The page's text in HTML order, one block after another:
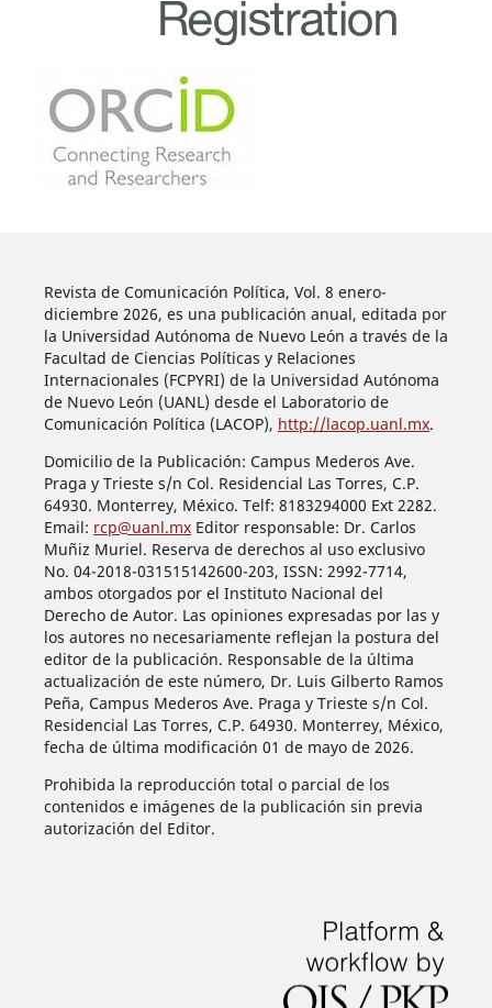
Revista de Comunicación Política, Vol. 8 enero-
diciembre 2026, es una publicación anual, editada por
la Universidad Autónoma de Nuevo León a través de la
Facultad de Ciencias Políticas y Relaciones
Internacionales (FCPYRI) de la Universidad Autónoma
de Nuevo León (UANL) desde el Laboratorio de
Comunicación Política (LACOP), http://lacop.uanl.mx.
Domicilio de la Publicación: Campus Mederos Ave.
Praga y Trieste s/n Col. Residencial Las Torres, C.P.
64930. Monterrey, México. Telf: 8183294000 Ext 2282.
Email: rcp@uanl.mxEditor responsable: Dr. Carlos
Muñiz Muriel. Reserva de derechos al uso exclusivo
No. 04-2018-031515142600-203, ISSN: 2992-7714,
ambos otorgados por el Instituto Nacional del
Derecho de Autor. Las opiniones expresadas por las y
los autores no necesariamente reflejan la postura del
editor de la publicación. Responsable de la última
actualización de este número, Dr. Luis Gilberto Ramos
Peña, Campus Mederos Ave. Praga y Trieste s/n Col.
Residencial Las Torres, C.P. 64930. Monterrey, México,
fecha de última modificación 01 de mayo de 2026.
Prohibida la reproducción total o parcial de los
contenidos e imágenes de la publicación sin previa
autorización del Editor.